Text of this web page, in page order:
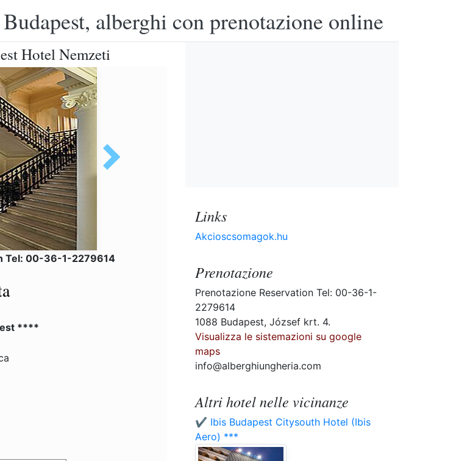
alberghi con prenotazione online
Hotel Nemzeti
Tel: 00-36-1-2279614
****
Links
Akcioscsomagok.hu
Prenotazione
Prenotazione Reservation Tel: 00-36-1-
2279614
1088 Budapest, József krt. 4.
Visualizza le sistemazioni su google
maps
info@alberghiungheria.com
Altri hotel nelle vicinanze
✔️ Ibis Budapest Citysouth Hotel (Ibis
Aero) ***